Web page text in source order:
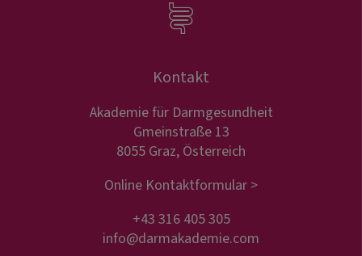
Kontakt
Akademie für Darmgesundheit
Gmeinstraße 13
8055 Graz, Österreich
Online Kontaktformular >
+43 316 405 305
info@darmakademie.com